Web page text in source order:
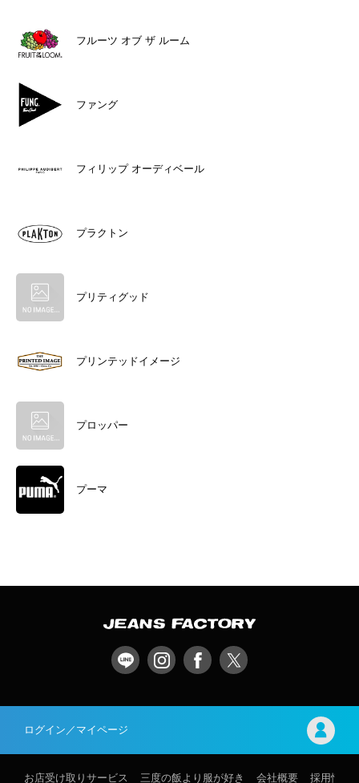
フルーツ オブ ザ ルーム
ファング
フィリップ オーディベール
プラクトン
プリティグッド
プリンテッドイメージ
プロッパー
プーマ
ログイン／マイページ
お店受け取りサービス 三度の飯より服が好き 会社概要 採用情報